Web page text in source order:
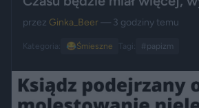
przez Ginka_Beer— 3 godziny temu
Kategoria: 😂Śmieszne Tagi: #papizm